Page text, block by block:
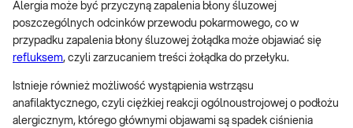
Alergia może być przyczyną zapalenia błony śluzowej
poszczególnych odcinków przewodu pokarmowego, co w
przypadku zapalenia błony śluzowej żołądka może objawiać się
refluksem, czyli zarzucaniem treści żołądka do przełyku.
Istnieje również możliwość wystąpienia wstrząsu
anafilaktycznego, czyli ciężkiej reakcji ogólnoustrojowej o podłożu
alergicznym, którego głównymi objawami są spadek ciśnienia